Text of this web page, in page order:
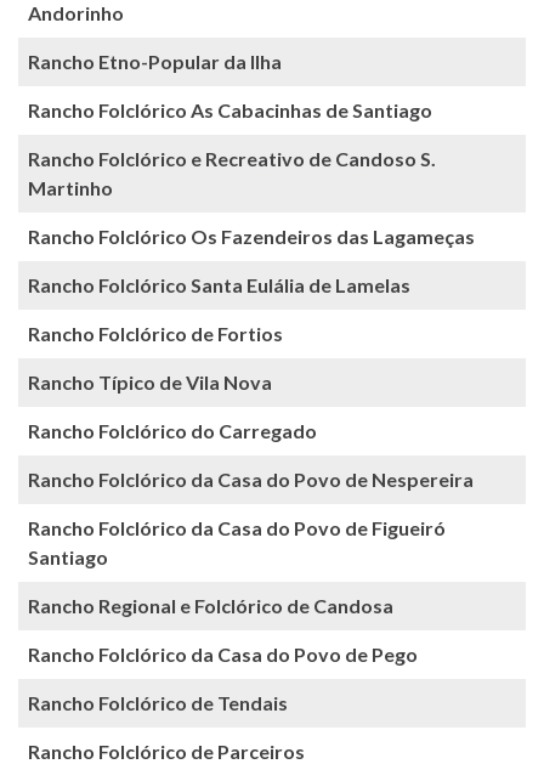
Andorinho
Rancho Etno-Popular da Ilha
Rancho Folclórico As Cabacinhas de Santiago
Rancho Folclórico e Recreativo de Candoso S.
Martinho
Rancho Folclórico Os Fazendeiros das Lagameças
Rancho Folclórico Santa Eulália de Lamelas
Rancho Folclórico de Fortios
Rancho Típico de Vila Nova
Rancho Folclórico do Carregado
Rancho Folclórico da Casa do Povo de Nespereira
Rancho Folclórico da Casa do Povo de Figueiró
Santiago
Rancho Regional e Folclórico de Candosa
Rancho Folclórico da Casa do Povo de Pego
Rancho Folclórico de Tendais
Rancho Folclórico de Parceiros